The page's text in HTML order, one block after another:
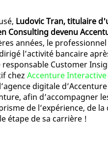
Ludovic Tran, titulaire
Consulting devenu
années, le
l’activité bancaire
Customer
chez Accenture Interactive
digitale
afin d’accompagner
de l’expérience, de
étape de sa carrière !